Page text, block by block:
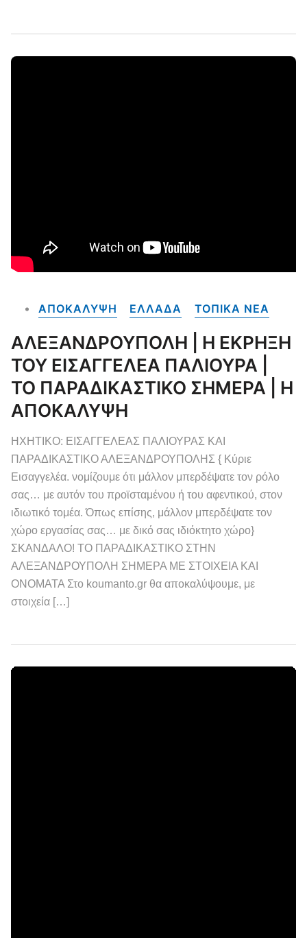
ΑΠΟΚΑΛΥΨΗ ΕΛΛΑΔΑ ΤΟΠΙΚΑ NEA
ΑΛΕΞΑΝΔΡΟΥΠΟΛΗ | Η ΕΚΡΗΞΗ
ΤΟΥ ΕΙΣΑΓΓΕΛΕΑ ΠΑΛΙΟΥΡΑ |
ΤΟ ΠΑΡΑΔΙΚΑΣΤΙΚΟ ΣΗΜΕΡΑ | Η
ΑΠΟΚΑΛΥΨΗ
ΗΧΗΤΙΚΟ: ΕΙΣΑΓΓΕΛΕΑΣ ΠΑΛΙΟΥΡΑΣ ΚΑΙ
ΠΑΡΑΔΙΚΑΣΤΙΚΟ ΑΛΕΞΑΝΔΡΟΥΠΟΛΗΣ { Κύριε
Εισαγγελέα. νομίζουμε ότι μάλλον μπερδέψατε τον ρόλο
σας… με αυτόν του προϊσταμένου ή του αφεντικού, στον
ιδιωτικό τομέα. Όπως επίσης, μάλλον μπερδέψατε τον
χώρο εργασίας σας… με δικό σας ιδιόκτητο χώρο}
ΣΚΑΝΔΑΛΟ! ΤΟ ΠΑΡΑΔΙΚΑΣΤΙΚΟ ΣΤΗΝ
ΑΛΕΞΑΝΔΡΟΥΠΟΛΗ ΣΗΜΕΡΑ ΜΕ ΣΤΟΙΧΕΙΑ ΚΑΙ
ΟΝΟΜΑΤΑ Στο koumanto.gr θα αποκαλύψουμε, με
στοιχεία […]